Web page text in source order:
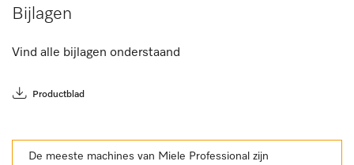
Bijlagen
Vind alle bijlagen onderstaand
Productblad
De meeste machines van Miele Professional zijn